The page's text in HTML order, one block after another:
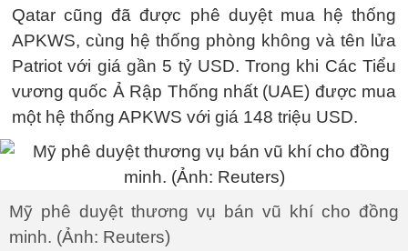
Qatar cũng đã được phê duyệt mua hệ thống
APKWS, cùng hệ thống phòng không và tên lửa
Patriot với giá gần 5 tỷ USD. Trong khi Các Tiểu
vương quốc Ả Rập Thống nhất (UAE) được mua
một hệ thống APKWS với giá 148 triệu USD.
Mỹ phê duyệt thương vụ bán vũ khí cho đồng
minh. (Ảnh: Reuters)